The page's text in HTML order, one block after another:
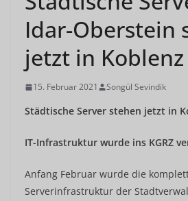
Idar-Oberstein
jetzt in Koblenz
15. Februar 2021 Songül Sevindik
Städtische Server stehen jetzt in
IT-Infrastruktur wurde ins KGRZ
Anfang Februar wurde die
Serverinfrastruktur der